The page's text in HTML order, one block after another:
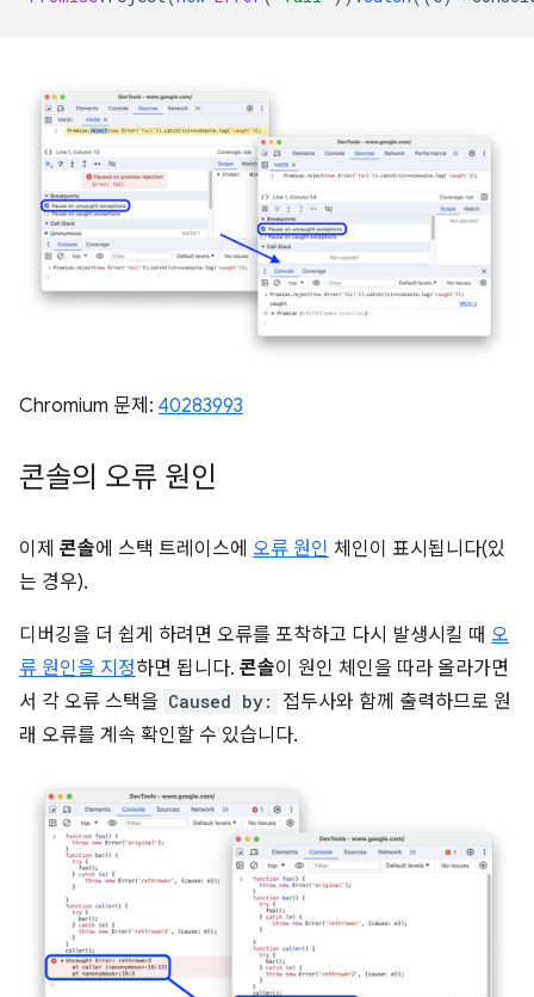
Chromium 문제: 40283993
콘솔의 오류 원인
이제 콘솔에 스택 트레이스에 오류 원인 체인이 표시됩니다(있
는 경우).
디버깅을 더 쉽게 하려면 오류를 포착하고 다시 발생시킬 때 오
류 원인을 지정하면 됩니다. 콘솔이 원인 체인을 따라 올라가면
서 각 오류 스택을 Caused by:
접두사와 함께 출력하므로 원
래 오류를 계속 확인할 수 있습니다.